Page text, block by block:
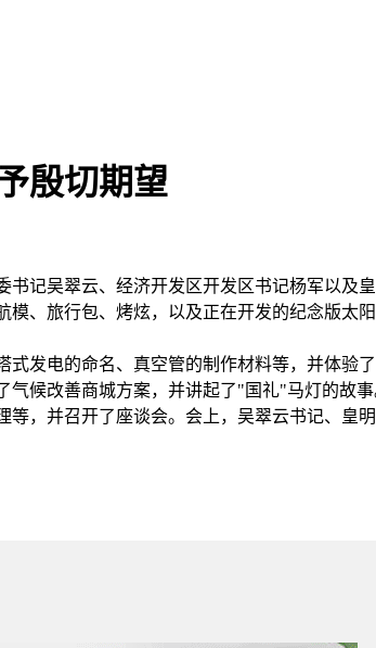
殷切期望
记吴翠云、经济开发区开发区书记杨军以及皇
、旅行包、烤炫，以及正在开发的纪念版太
发电的命名、真空管的制作材料等，并体验
候改善商城方案，并讲起了"国礼"马灯的故事
，并召开了座谈会。会上，吴翠云书记、皇